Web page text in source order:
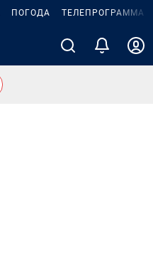
ПОГОДА ТЕЛЕПРОГРАММА